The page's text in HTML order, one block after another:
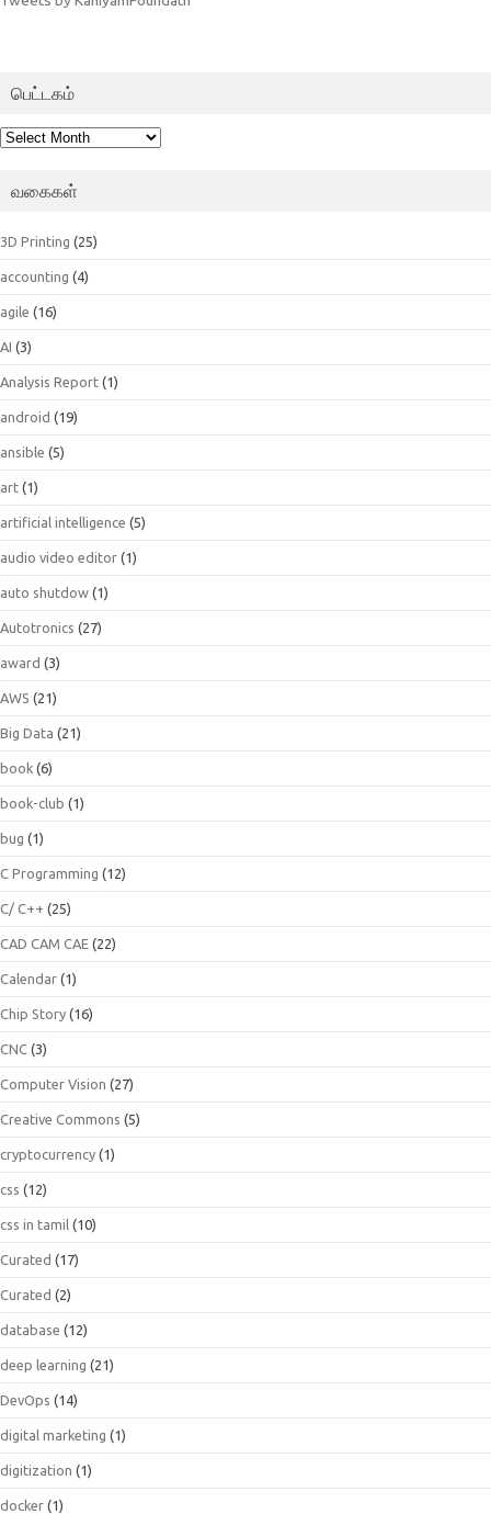
பெட்டகம்
பெட்டகம்
வகைகள்
3D Printing (25)
accounting (4)
agile (16)
AI (3)
Analysis Report (1)
android (19)
ansible (5)
art (1)
artificial intelligence (5)
audio video editor (1)
auto shutdow (1)
Autotronics (27)
award (3)
AWS (21)
Big Data (21)
book (6)
book-club (1)
bug (1)
C Programming (12)
C/ C++ (25)
CAD CAM CAE (22)
Calendar (1)
Chip Story (16)
CNC (3)
Computer Vision (27)
Creative Commons (5)
cryptocurrency (1)
css (12)
css in tamil (10)
Curated (17)
Curated (2)
database (12)
deep learning (21)
DevOps (14)
digital marketing (1)
digitization (1)
docker (1)